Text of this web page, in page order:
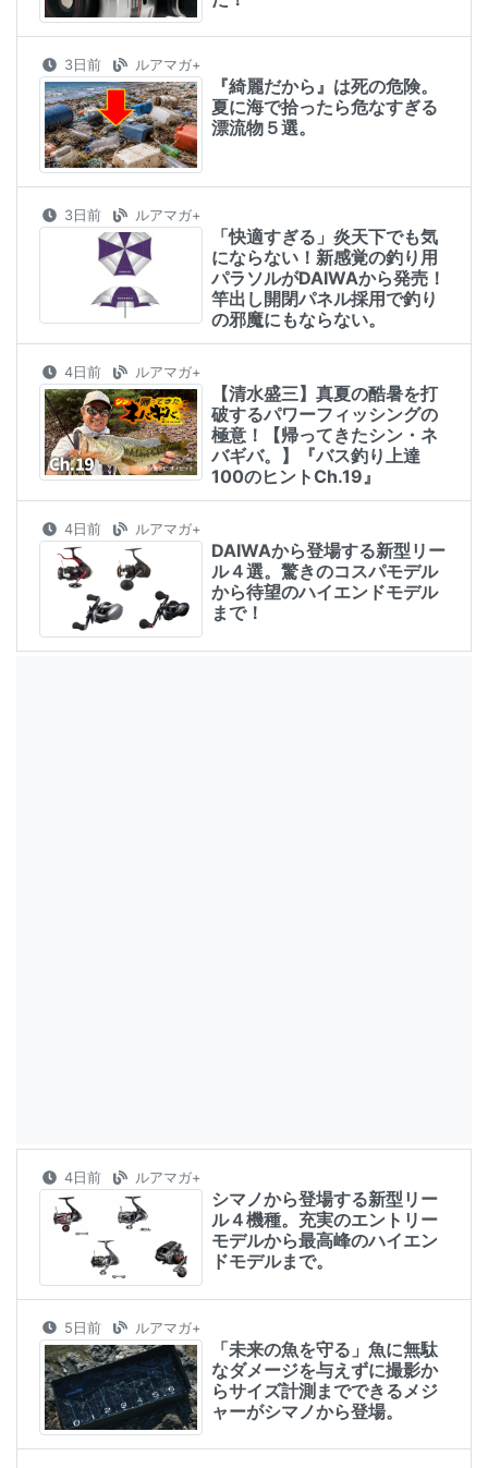
3日前 ルアマガ+
『綺麗だから』は死の危険。
夏に海で拾ったら危なすぎる
漂流物５選。
3日前 ルアマガ+
「快適すぎる」炎天下でも気
にならない！新感覚の釣り用
パラソルがDAIWAから発売！
竿出し開閉パネル採用で釣り
の邪魔にもならない。
4日前 ルアマガ+
【清水盛三】真夏の酷暑を打
破するパワーフィッシングの
極意！【帰ってきたシン・ネ
バギバ。】『バス釣り上達
100のヒントCh.19』
4日前 ルアマガ+
DAIWAから登場する新型リー
ル４選。驚きのコスパモデル
から待望のハイエンドモデル
まで！
4日前 ルアマガ+
シマノから登場する新型リー
ル４機種。充実のエントリー
モデルから最高峰のハイエン
ドモデルまで。
5日前 ルアマガ+
「未来の魚を守る」魚に無駄
なダメージを与えずに撮影か
らサイズ計測までできるメジ
ャーがシマノから登場。